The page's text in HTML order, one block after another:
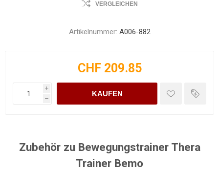
VERGLEICHEN
Artikelnummer: A006-882
CHF 209.85
i
h
KAUFEN
Zubehör zu Bewegungstrainer Thera
Trainer Bemo